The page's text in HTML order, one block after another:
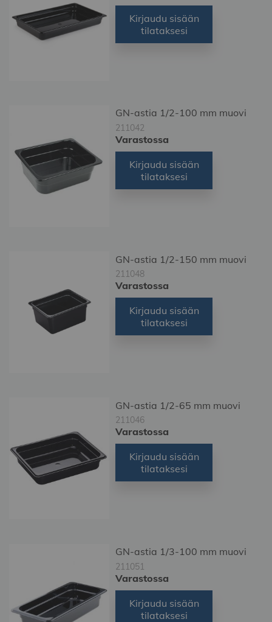
Kirjaudu sisään
tilataksesi
GN-astia 1/2-100 mm muovi
211042
Varastossa
Kirjaudu sisään
tilataksesi
GN-astia 1/2-150 mm muovi
211048
Varastossa
Kirjaudu sisään
tilataksesi
GN-astia 1/2-65 mm muovi
211046
Varastossa
Kirjaudu sisään
tilataksesi
GN-astia 1/3-100 mm muovi
211051
Varastossa
Kirjaudu sisään
tilataksesi